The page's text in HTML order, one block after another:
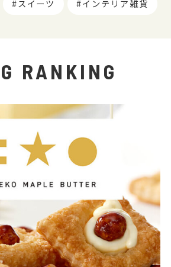
スイーツ インテリア雑貨
RANKING